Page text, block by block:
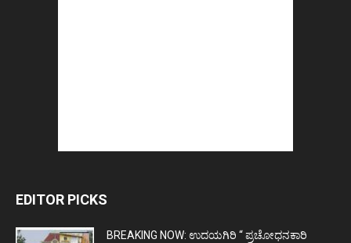
EDITOR PICKS
BREAKING NOW: ಉದಯಗಿರಿ “ ಪ್ರಚೋಧನಕಾರಿ